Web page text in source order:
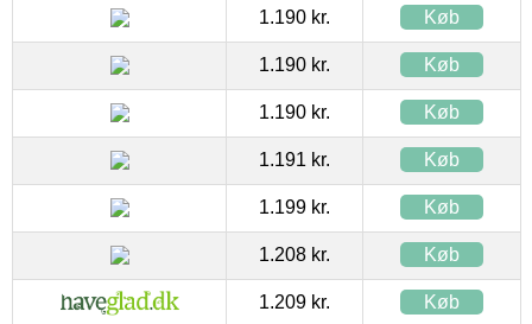
1.190 kr. Køb
1.190 kr. Køb
1.190 kr. Køb
1.191 kr. Køb
1.199 kr. Køb
1.208 kr. Køb
1.209 kr. Køb